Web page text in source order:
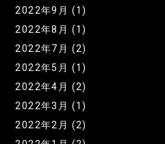
2022年9月 (1)
2022年8月 (1)
2022年7月 (2)
2022年5月 (1)
2022年4月 (2)
2022年3月 (1)
2022年2月 (2)